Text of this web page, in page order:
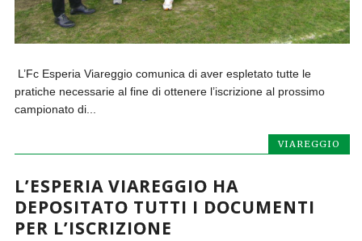
L’Fc Esperia Viareggio comunica di aver espletato tutte le
pratiche necessarie al fine di ottenere l’iscrizione al prossimo
campionato di...
VIAREGGIO
L’ESPERIA VIAREGGIO HA
DEPOSITATO TUTTI I DOCUMENTI
PER L’ISCRIZIONE